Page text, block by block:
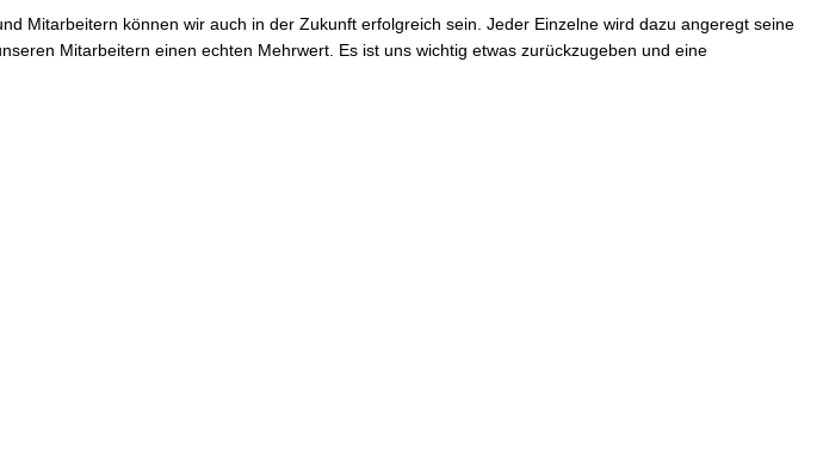
Mitarbeitern können wir auch in der Zukunft erfolgreich sein. Jeder Einzelne wird dazu angeregt seine
Mitarbeitern einen echten Mehrwert. Es ist uns wichtig etwas zurückzugeben und eine